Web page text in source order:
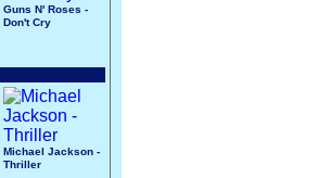
Guns N' Roses -
Don't Cry
Michael Jackson -
Thriller